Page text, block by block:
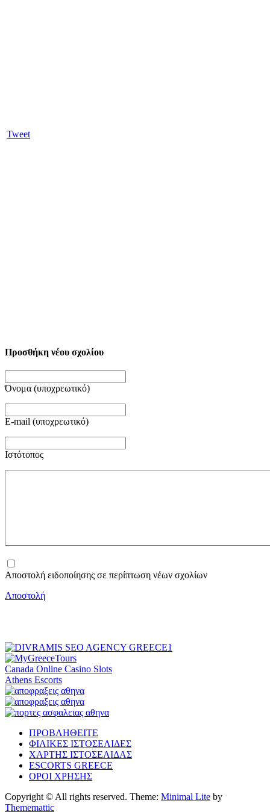
Tweet
Προσθήκη νέου σχολίου
Όνομα (υποχρεωτικό)
E-mail (υποχρεωτικό)
Ιστότοπος
Αποστολή ειδοποίησης σε περίπτωση νέων σχολίων
Αποστολή
Canada Online Casino Slots
Athens Escorts
ΠΡΟΒΛΗΘΕΙΤΕ
ΦΙΛΙΚΕΣ ΙΣΤΟΣΕΛΙΔΕΣ
ΧΑΡΤΗΣ ΙΣΤΟΣΕΛΙΔΑΣ
ESCORTS GREECE
ΟΡΟΙ ΧΡΗΣΗΣ
Copyright © All rights reserved. Theme: Minimal Lite by
Thememattic